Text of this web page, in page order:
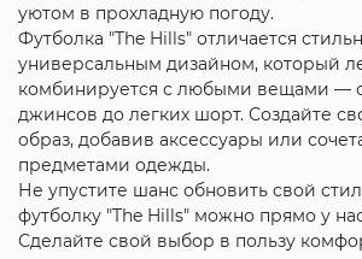
уютом в прохладную погоду.
Футболка "The Hills" отличается
универсальным дизайном, который
комбинируется с любыми вещами —
джинсов до легких шорт. Создайте
образ, добавив аксессуары или
предметами одежды.
Не упустите шанс обновить свой
футболку "The Hills" можно прямо у
Сделайте свой выбор в пользу